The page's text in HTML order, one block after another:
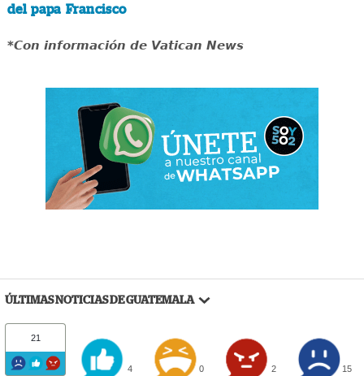
del papa Francisco
*Con información de Vatican News
ÚLTIMAS NOTICIAS DE GUATEMALA
21
4 0 2 15